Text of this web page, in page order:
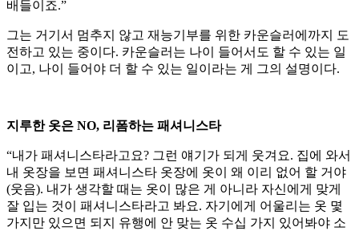
배들이죠.”
그는 거기서 멈추지 않고 재능기부를 위한 카운슬러에까지 도
전하고 있는 중이다. 카운슬러는 나이 들어서도 할 수 있는 일
이고, 나이 들어야 더 할 수 있는 일이라는 게 그의 설명이다.
지루한 옷은 NO, 리폼하는 패셔니스타
“내가 패셔니스타라고요? 그런 얘기가 되게 웃겨요. 집에 와서
내 옷장을 보면 패셔니스타 옷장에 옷이 왜 이리 없어 할 거야
(웃음). 내가 생각할 때는 옷이 많은 게 아니라 자신에게 맞게
잘 입는 것이 패셔니스타라고 봐요. 자기에게 어울리는 옷 몇
가지만 있으면 되지 유행에 안 맞는 옷 수십 가지 있어봐야 소